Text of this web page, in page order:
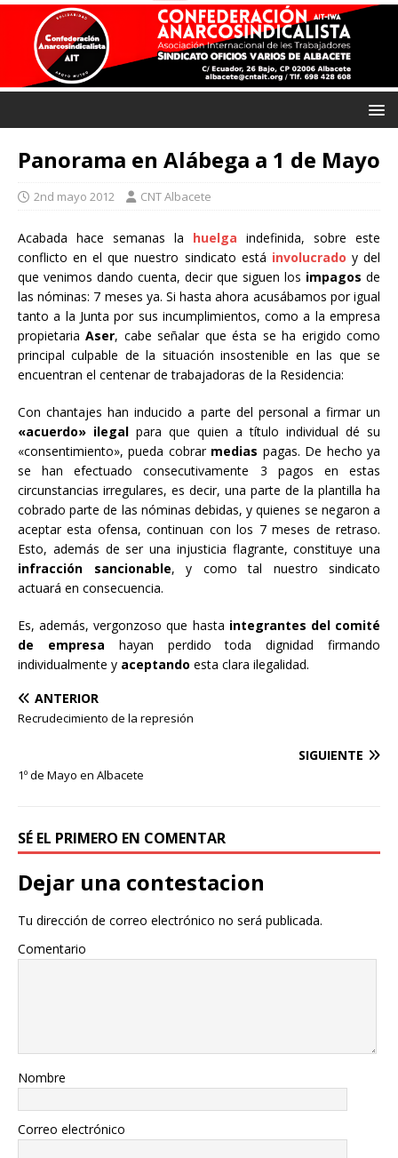
Panorama en Alábega a 1 de Mayo
2nd mayo 2012 CNT Albacete
Acabada hace semanas la huelga indefinida, sobre este
conflicto en el que nuestro sindicato está involucrado y del
que venimos dando cuenta, decir que siguen los impagos de
las nóminas: 7 meses ya. Si hasta ahora acusábamos por igual
tanto a la Junta por sus incumplimientos, como a la empresa
propietariaAser, cabe señalar que ésta se ha erigido como
principal culpable de la situación insostenible en las que se
encuentran el centenar de trabajadoras de la Residencia:
Con chantajes han inducido a parte del personal a firmar un
«acuerdo» ilegal para que quien a título individual dé su
«consentimiento», pueda cobrar medias pagas. De hecho ya
se han efectuado consecutivamente 3 pagos en estas
circunstancias irregulares, es decir, una parte de la plantilla ha
cobrado parte de las nóminas debidas, y quienes se negaron a
aceptar esta ofensa, continuan con los 7 meses de retraso.
Esto, además de ser una injusticia flagrante, constituye una
infracción sancionable, y como tal nuestro sindicato
actuará en consecuencia.
Es, además, vergonzoso que hasta integrantes del comité
de empresa hayan perdido toda dignidad firmando
individualmente y aceptando esta clara ilegalidad.
ANTERIOR
Recrudecimiento de la represión
SIGUIENTE
1º de Mayo en Albacete
SÉ EL PRIMERO EN COMENTAR
Dejar una contestacion
Tu dirección de correo electrónico no será publicada.
Comentario
Nombre
Correo electrónico